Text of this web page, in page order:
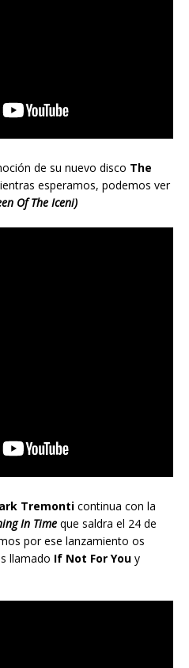
de su nuevo disco The
esperamos, podemos ver
Of The Iceni)
Tremonti continua con la
In Time que saldra el 24 de
por ese lanzamiento os
llamado If Not For You y